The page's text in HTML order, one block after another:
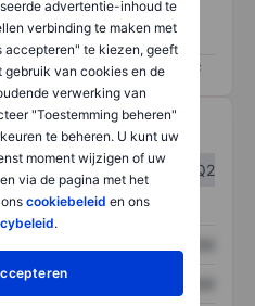
advertentie-inhoud te
verbinding te maken met
accepteren" te kiezen, geeft
gebruik van cookies en de
verwerking van
"Toestemming beheren"
te beheren. U kunt uw
moment wijzigen of uw
via de pagina met het
cookiebeleid en ons
.
/
Q1
Q2
XXXXXXX